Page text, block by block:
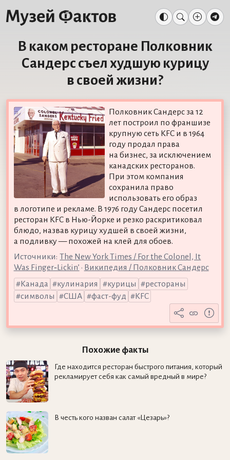
В каком ресторане Полковник
Сандерс съел худшую курицу
в своей жизни?
Полковник Сандерс за 12
лет построил по франшизе
крупную сеть KFC и в 1964
году продал права
на бизнес, за исключением
канадских ресторанов.
При этом компания
сохранила право
использовать его образ
в логотипе и рекламе. В 1976 году Сандерс посетил
ресторан KFC в Нью-Йорке и резко раскритиковал
блюдо, назвав курицу худшей в своей жизни,
а подливку — похожей на клей для обоев.
Источники: The New York Times / For the Colonel, It
Was Finger‐Lickin’ • Википедия / Полковник Сандерс
Канада
кулинария курицы
рестораны
символы
США фаст-фуд KFC
Похожие факты
Где находится ресторан быстрого питания, который
рекламирует себя как самый вредный в мире?
В честь кого назван салат «Цезарь»?